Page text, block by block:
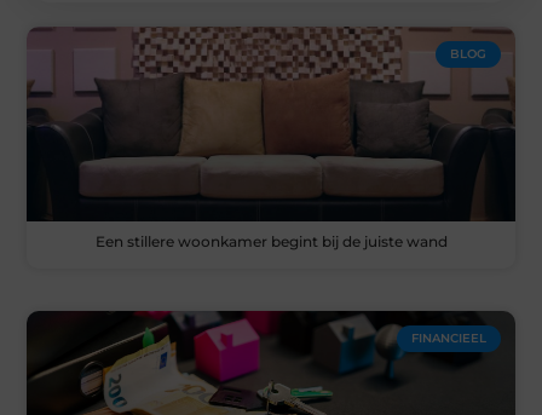
BLOG
Een stillere woonkamer begint bij de juiste wand
FINANCIEEL